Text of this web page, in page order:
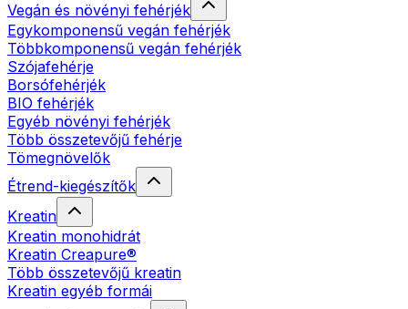
Vegán és növényi fehérjék
Egykomponensű vegán fehérjék
Többkomponensű vegán fehérjék
Szójafehérje
Borsófehérjék
BIO fehérjék
Egyéb növényi fehérjék
Több összetevőjű fehérje
Tömegnövelők
Étrend-kiegészítők
Kreatin
Kreatin monohidrát
Kreatin Creapure®
Több összetevőjű kreatin
Kreatin egyéb formái